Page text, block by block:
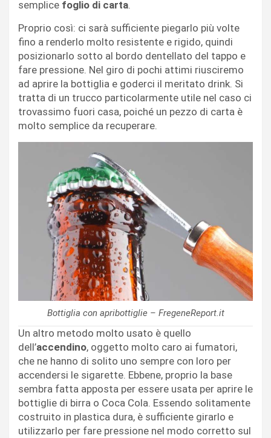
semplice foglio di carta.
Proprio così: ci sarà sufficiente piegarlo più volte
fino a renderlo molto resistente e rigido, quindi
posizionarlo sotto al bordo dentellato del tappo e
fare pressione. Nel giro di pochi attimi riusciremo
ad aprire la bottiglia e goderci il meritato drink. Si
tratta di un trucco particolarmente utile nel caso ci
trovassimo fuori casa, poiché un pezzo di carta è
molto semplice da recuperare.
Bottiglia con apribottiglie – FregeneReport.it
Un altro metodo molto usato è quello
dell’accendino, oggetto molto caro ai fumatori,
che ne hanno di solito uno sempre con loro per
accendersi le sigarette. Ebbene, proprio la base
sembra fatta apposta per essere usata per aprire le
bottiglie di birra o Coca Cola. Essendo solitamente
costruito in plastica dura, è sufficiente girarlo e
utilizzarlo per fare pressione nel modo corretto sul